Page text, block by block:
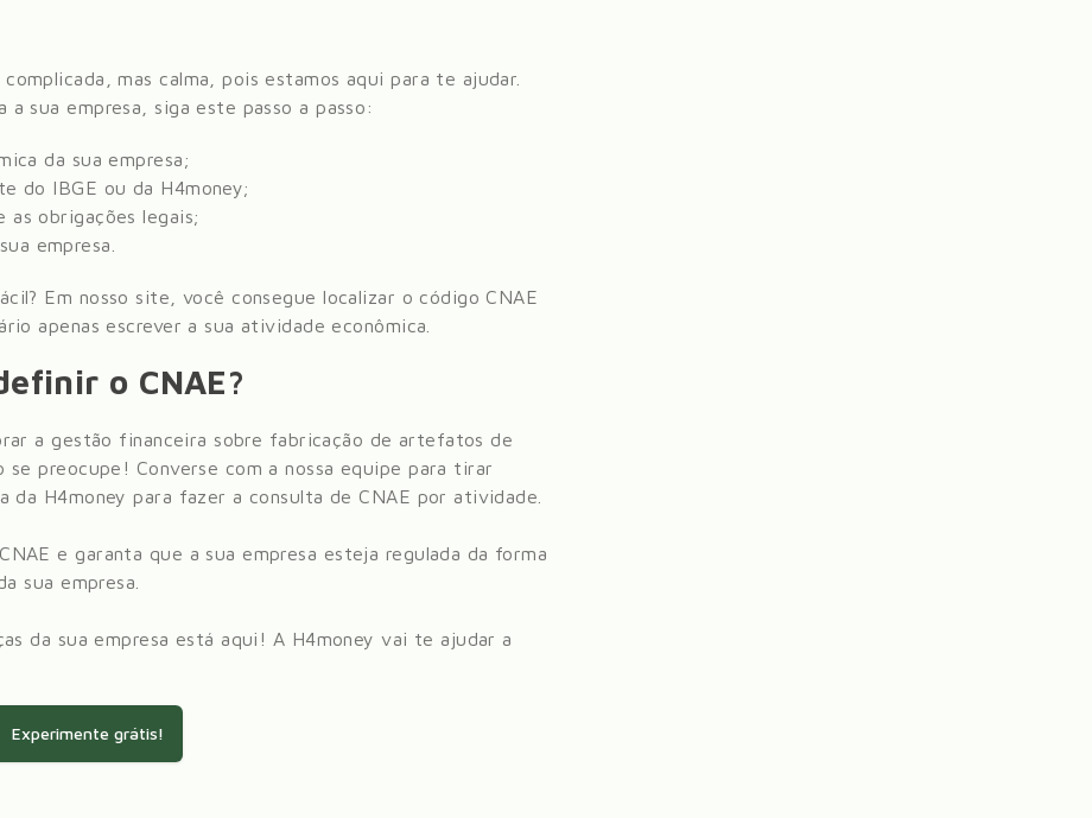
mas calma, pois estamos aqui para te ajudar.
a sua empresa, siga este passo a passo:
da sua empresa;
do IBGE ou da H4money;
obrigações legais;
empresa.
Em nosso site, você consegue localizar o código CNAE
apenas escrever a sua atividade econômica.
o CNAE?
a gestão financeira sobre fabricação de artefatos de
se preocupe! Converse com a nossa equipe para tirar
da H4money para fazer a consulta de CNAE por atividade.
e garanta que a sua empresa esteja regulada da forma
sua empresa.
da sua empresa está aqui! A H4money vai te ajudar a
Experimente grátis!